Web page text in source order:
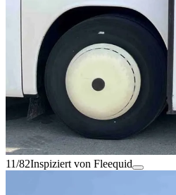
11/82Inspiziert von Fleequid